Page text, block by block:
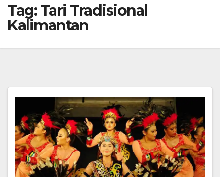
Tag:Tari Tradisional
Kalimantan